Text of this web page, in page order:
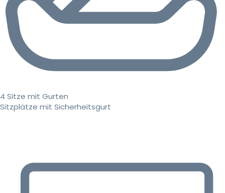
4 Sitze mit Gurten
Sitzplätze mit Sicherheitsgurt